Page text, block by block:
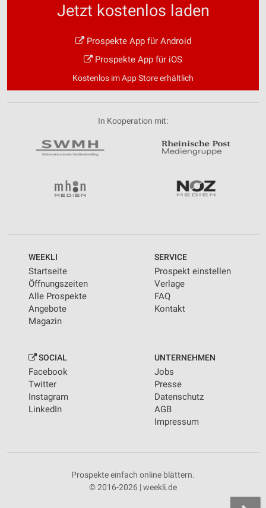
Jetzt kostenlos laden
Prospekte App für Android
Prospekte App für iOS
Kostenlos im App Store erhältlich
In Kooperation mit:
WEEKLI
Startseite
Öffnungszeiten
Alle Prospekte
Angebote
Magazin
SERVICE
Prospekt einstellen
Verlage
FAQ
Kontakt
SOCIAL
Facebook
Twitter
Instagram
LinkedIn
UNTERNEHMEN
Jobs
Presse
Datenschutz
AGB
Impressum
Prospekte einfach online blättern.
© 2016-2026 | weekli.de